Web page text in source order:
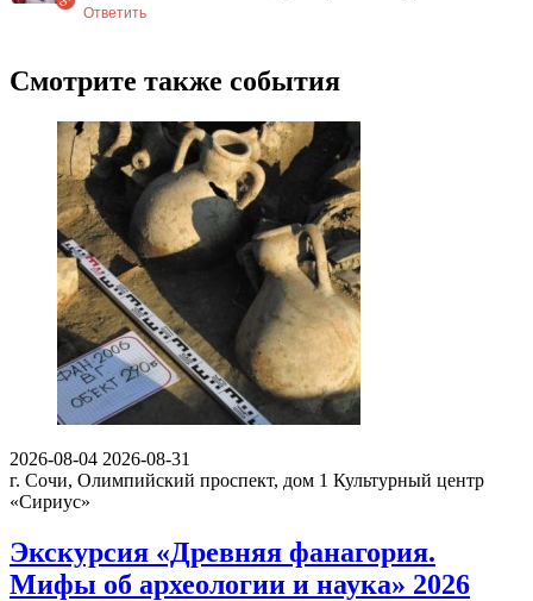
Ответить
Смотрите также события
2026-08-04 2026-08-31
г. Сочи, Олимпийский проспект, дом 1 Культурный центр
«Сириус»
Экскурсия «Древняя фанагория.
Мифы об археологии и наука» 2026